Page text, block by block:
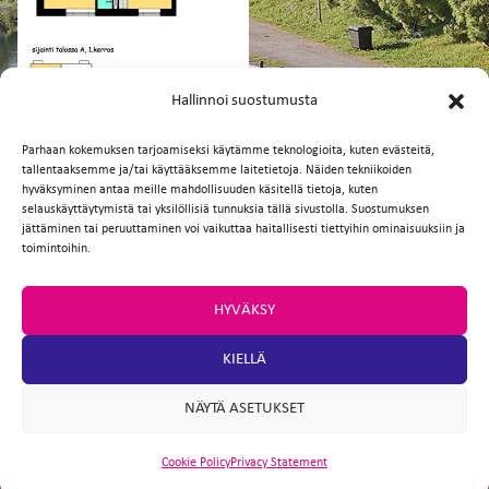
Hallinnoi suostumusta
Parhaan kokemuksen tarjoamiseksi käytämme teknologioita, kuten evästeitä,
tallentaaksemme ja/tai käyttääksemme laitetietoja. Näiden tekniikoiden
hyväksyminen antaa meille mahdollisuuden käsitellä tietoja, kuten
selauskäyttäytymistä tai yksilöllisiä tunnuksia tällä sivustolla. Suostumuksen
jättäminen tai peruuttaminen voi vaikuttaa haitallisesti tiettyihin ominaisuuksiin ja
toimintoihin.
HYVÄKSY
KIELLÄ
NÄYTÄ ASETUKSET
Cookie PolicyPrivacy Statement
Facebook
TwitterEmailWhatsApp